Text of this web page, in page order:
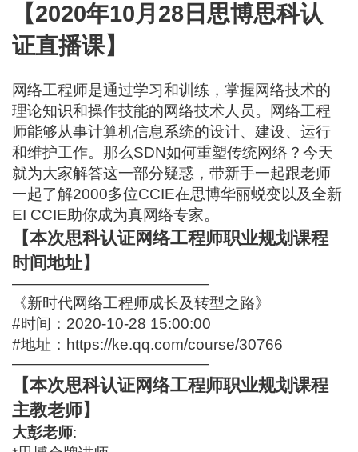
【2020年10月28日思博思科认
证直播课】
网络工程师是通过学习和训练，掌握网络技术的
理论知识和操作技能的网络技术人员。网络工程
师能够从事计算机信息系统的设计、建设、运行
和维护工作。那么SDN如何重塑传统网络？今天
就为大家解答这一部分疑惑，带新手一起跟老师
一起了解2000多位CCIE在思博华丽蜕变以及全新
EI CCIE助你成为真网络专家。
【本次思科认证网络工程师职业规划课程
时间地址】
—————————————
《新时代网络工程师成长及转型之路》
#时间：2020-10-28 15:00:00
#地址： https://ke.qq.com/course/30766
—————————————
【本次思科认证网络工程师职业规划课程
主教老师】
大彭老师: